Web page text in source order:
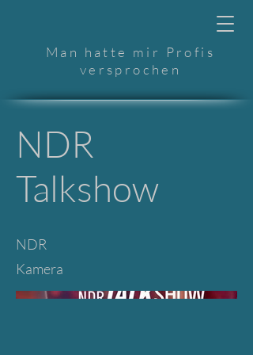
Man hatte mir Profis
versprochen
NDR
Talkshow
NDR
Kamera